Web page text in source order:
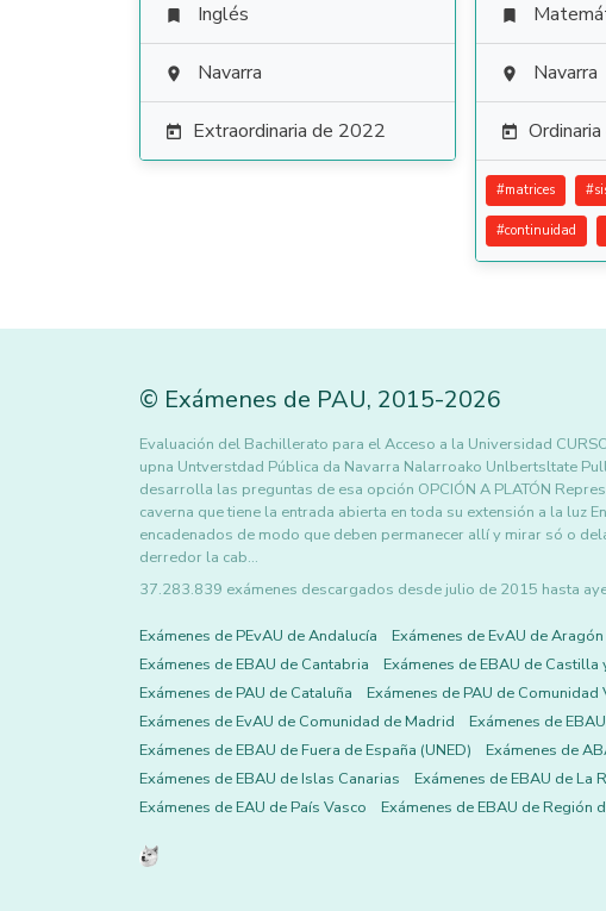
 Inglés
 Navarra
 Extraordinaria de 2022

 Navarra

#matrices #
#continuidad
© Exámenes de PAU, 2015-2026
Evaluación del Bachillerato para el Acceso a la Universidad
upna Untverstdad Pública da Navarra Nalarroako Unlbertsltate
desarrolla las preguntas de esa opción OPCIÓN A PLATÓN
caverna que tiene la entrada abierta en toda su extensión a la luz
encadenados de modo que deben permanecer allí y mirar só o
derredor la cab…
37.283.839 exámenes descargados desde julio de 2015 hasta
Exámenes de PEvAU de Andalucía Exámenes de EvAU de Aragón
Exámenes de EBAU de Cantabria
Exámenes de EBAU de Castilla
Exámenes de PAU de Cataluña
Exámenes de PAU de Comunidad
Exámenes de EvAU de Comunidad de Madrid
Exámenes de
Exámenes de EBAU de Fuera de España (UNED)
Exámenes de
Exámenes de EBAU de Islas Canarias
Exámenes de EBAU de La
Exámenes de EAU de País Vasco
Exámenes de EBAU de Región